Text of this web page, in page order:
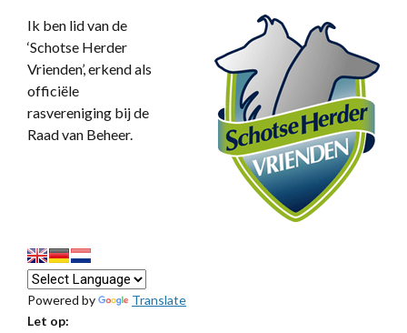
Ik ben lid van de
‘Schotse Herder
Vrienden’, erkend als
officiële
rasvereniging bij de
Raad van Beheer.
Powered by
Translate
Let op: